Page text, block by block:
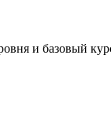
и базовый